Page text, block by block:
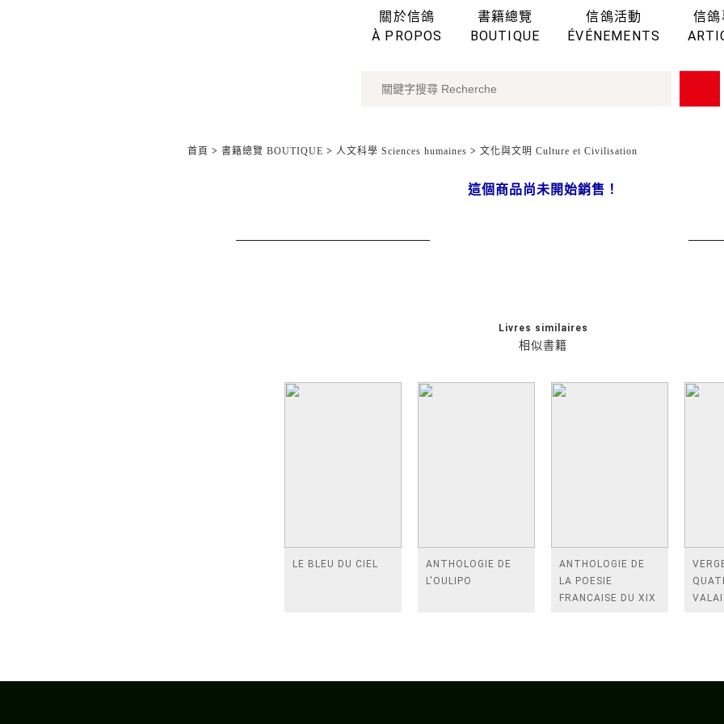
關於信鴿
À PROPOS
書籍總覽
BOUTIQUE
信鴿活動
ÉVÉNEMENTS
信鴿
首頁 > 書籍總覽 BOUTIQUE > 人文科學 Sciences humaines > 文化與文明 Culture et Civilisation
這個商品尚未開始銷售！
相似書籍
Livres similaires
LE BLEU DU CIEL
ANTHOLOGIE DE
L'OULIPO
ANTHOLOGIE DE
LA POESIE
FRANCAISE DU XIX